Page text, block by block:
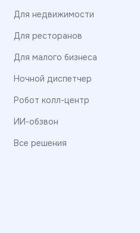
Для недвижимости
Для ресторанов
Для малого бизнеса
Ночной диспетчер
Робот колл-центр
ИИ-обзвон
Все решения